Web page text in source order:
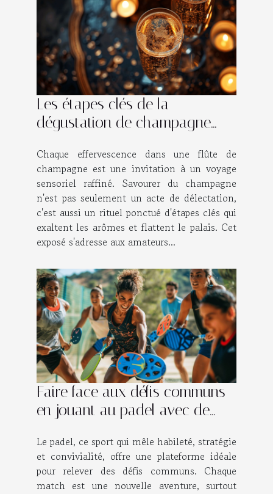
Les étapes clés de la
dégustation de champagne
Chaque effervescence dans une flûte de
champagne est une invitation à un voyage
sensoriel raffiné. Savourer du champagne
n'est pas seulement un acte de délectation,
c'est aussi un rituel ponctué d'étapes clés qui
exaltent les arômes et flattent le palais. Cet
exposé s'adresse aux amateurs...
Faire face aux défis communs
en jouant au padel avec de
Le padel, ce sport qui mêle habileté, stratégie
et convivialité, offre une plateforme idéale
pour relever des défis communs. Chaque
match est une nouvelle aventure, surtout